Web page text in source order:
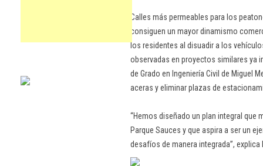
Calles más permeables para los
consiguen un mayor dinamismo
los residentes al disuadir a los
observadas en proyectos similares ya
de Grado en Ingeniería Civil de Miguel
aceras y eliminar plazas de
“Hemos diseñado un plan integral que
Parque Sauces y que aspira a ser un
desafíos de manera integrada”,